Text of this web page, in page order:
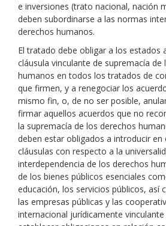
e inversiones (trato nacional, nación
deben subordinarse a las normas
derechos humanos.
El tratado debe obligar a los estados
cláusula vinculante de supremacía de
humanos en todos los tratados de
que firmen, y a renegociar los
mismo fin, o, de no ser posible,
firmar aquellos acuerdos que no
la supremacía de los derechos
deben estar obligados a introducir
cláusulas con respecto a la
interdependencia de los derechos
de los bienes públicos esenciales
educación, los servicios públicos, así
las empresas públicas y las
internacional jurídicamente